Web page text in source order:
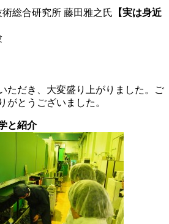
術総合研究所 藤田雅之氏 【実は身近
ただき、大変盛り上がりました。ご
がとうございました。
と紹介